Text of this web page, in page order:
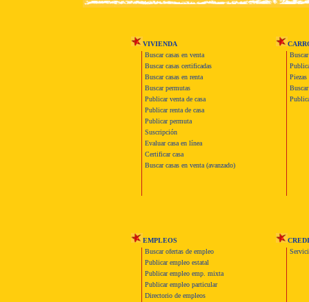
VIVIENDA
Buscar casas en venta
Buscar casas certificadas
Buscar casas en renta
Buscar permutas
Publicar venta de casa
Publicar renta de casa
Publicar permuta
Suscripción
Evaluar casa en línea
Certificar casa
Buscar casas en venta (avanzado)
Piezas
EMPLEOS
Buscar ofertas de empleo
Publicar empleo estatal
Publicar empleo emp. mixta
Publicar empleo particular
Directorio de empleos